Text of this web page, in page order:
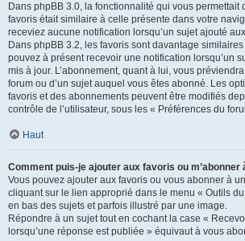
Dans phpBB 3.0, la fonctionnalité qui vous permettait
favoris était similaire à celle présente dans votre
receviez aucune notification lorsqu’un sujet ajouté
Dans phpBB 3.2, les favoris sont davantage
pouvez à présent recevoir une notification lorsqu’un
mis à jour. L’abonnement, quant à lui, vous
forum ou d’un sujet auquel vous êtes abonné. Les
favoris et des abonnements peuvent être modifiés
contrôle de l’utilisateur, sous les « Préférences du
Haut
Comment puis-je ajouter aux favoris ou m’abonner
Vous pouvez ajouter aux favoris ou vous abonner à
cliquant sur le lien approprié dans le menu « Outils
en bas des sujets et parfois illustré par une image.
Répondre à un sujet tout en cochant la case «
lorsqu’une réponse est publiée » équivaut à vous